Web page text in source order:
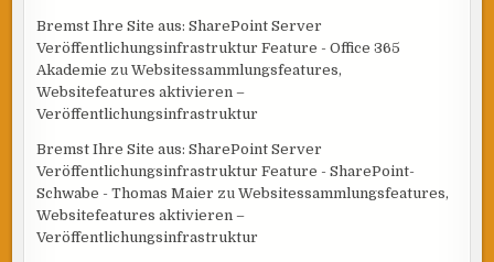
Bremst Ihre Site aus: SharePoint Server
Veröffentlichungsinfrastruktur Feature - Office 365
Akademie zuWebsitessammlungsfeatures,
Websitefeatures aktivieren –
Veröffentlichungsinfrastruktur
Bremst Ihre Site aus: SharePoint Server
Veröffentlichungsinfrastruktur Feature - SharePoint-
Schwabe - Thomas Maier zuWebsitessammlungsfeatures,
Websitefeatures aktivieren –
Veröffentlichungsinfrastruktur